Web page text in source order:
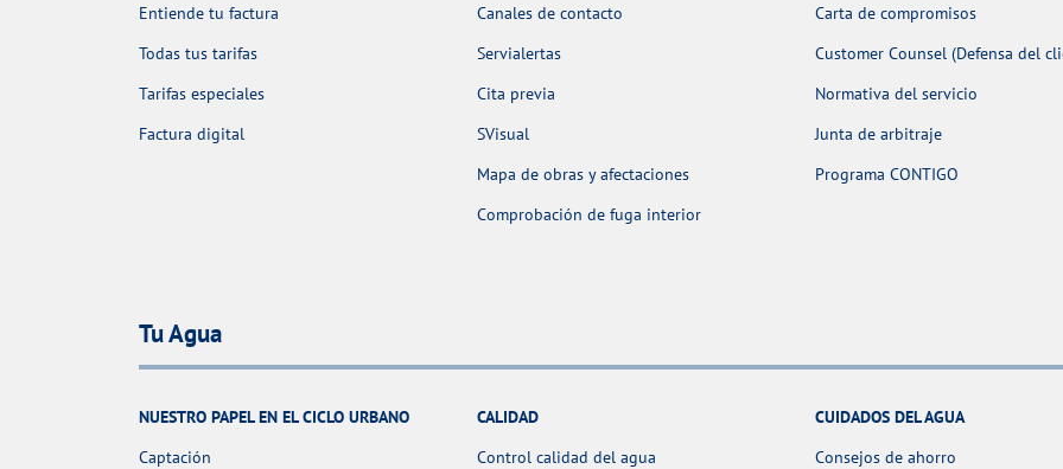
Entiende tu factura
Todas tus tarifas
Tarifas especiales
Factura digital
Canales de contacto
Servialertas
Cita previa
SVisual
Mapa de obras y afectaciones
Comprobación de fuga interior
Carta de compromisos
Customer Counsel (Defensa del
Normativa del servicio
Junta de arbitraje
Programa CONTIGO
Tu Agua
NUESTRO PAPEL EN EL CICLO URBANO
Captación
CALIDAD
Control calidad del agua
CUIDADOS DEL AGUA
Consejos de ahorro